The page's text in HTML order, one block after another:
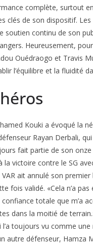
complète, surtout
clés de son dispositif.
soutien continu de son
Heureusement,
Ouédraogo et Travis
l’équilibre et la fluidité
Kouki a évoqué la
Rayan Derbali,
fait partie de son
victoire contre le SG
ait annulé son
fois validé. «Cela n’a
totale que m’a
dans la moitié de
toujours vu comme
autre défenseur,